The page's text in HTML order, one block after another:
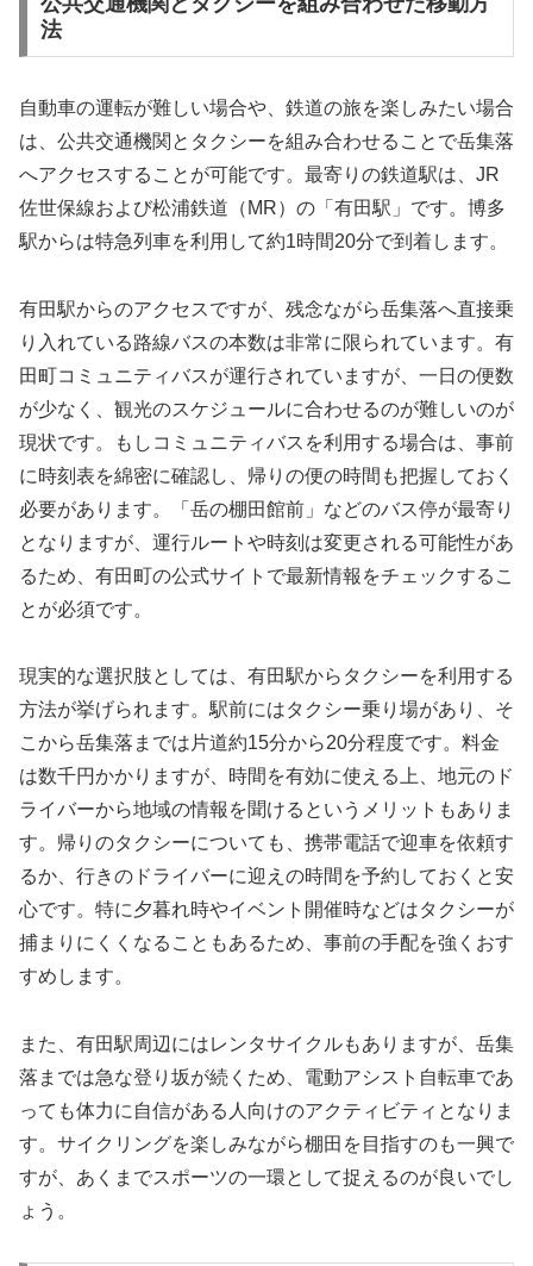
法
自動車の運転が難しい場合や、鉄道の旅を楽しみたい場合
は、公共交通機関とタクシーを組み合わせることで岳集落
へアクセスすることが可能です。最寄りの鉄道駅は、JR
佐世保線および松浦鉄道（MR）の「有田駅」です。博多
駅からは特急列車を利用して約1時間20分で到着します。
有田駅からのアクセスですが、残念ながら岳集落へ直接乗
り入れている路線バスの本数は非常に限られています。有
田町コミュニティバスが運行されていますが、一日の便数
が少なく、観光のスケジュールに合わせるのが難しいのが
現状です。もしコミュニティバスを利用する場合は、事前
に時刻表を綿密に確認し、帰りの便の時間も把握しておく
必要があります。「岳の棚田館前」などのバス停が最寄り
となりますが、運行ルートや時刻は変更される可能性があ
るため、有田町の公式サイトで最新情報をチェックするこ
とが必須です。
現実的な選択肢としては、有田駅からタクシーを利用する
方法が挙げられます。駅前にはタクシー乗り場があり、そ
こから岳集落までは片道約15分から20分程度です。料金
は数千円かかりますが、時間を有効に使える上、地元のド
ライバーから地域の情報を聞けるというメリットもありま
す。帰りのタクシーについても、携帯電話で迎車を依頼す
るか、行きのドライバーに迎えの時間を予約しておくと安
心です。特に夕暮れ時やイベント開催時などはタクシーが
捕まりにくくなることもあるため、事前の手配を強くおす
すめします。
また、有田駅周辺にはレンタサイクルもありますが、岳集
落までは急な登り坂が続くため、電動アシスト自転車であ
っても体力に自信がある人向けのアクティビティとなりま
す。サイクリングを楽しみながら棚田を目指すのも一興で
すが、あくまでスポーツの一環として捉えるのが良いでし
ょう。